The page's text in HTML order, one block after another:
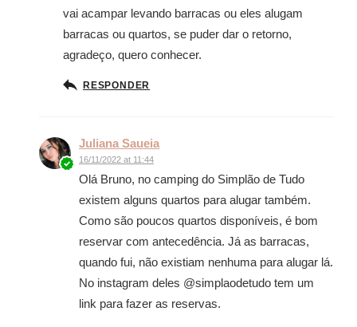
vai acampar levando barracas ou eles alugam
barracas ou quartos, se puder dar o retorno,
agradeço, quero conhecer.
RESPONDER
Juliana Saueia
16/11/2022 at 11:44
Olá Bruno, no camping do Simplão de Tudo
existem alguns quartos para alugar também.
Como são poucos quartos disponíveis, é bom
reservar com antecedência. Já as barracas,
quando fui, não existiam nenhuma para alugar lá.
No instagram deles @simplaodetudo tem um
link para fazer as reservas.